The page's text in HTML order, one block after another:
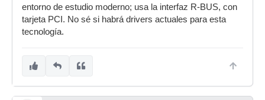
entorno de estudio moderno; usa la interfaz R-BUS, con
tarjeta PCI. No sé si habrá drivers actuales para esta
tecnología.